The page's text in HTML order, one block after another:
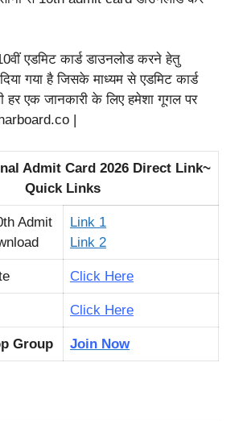
10वीं एडमिट कार्ड डाउनलोड करने हेतु
गया है जिसके माध्यम से एडमिट कार्ड
हर एक जानकारी के लिए हमेशा गूगल पर
|
Admit Card 2026 Direct Link~
Quick Links
Admit
Link 1
Link 2
Click Here
Click Here
Group Join Now